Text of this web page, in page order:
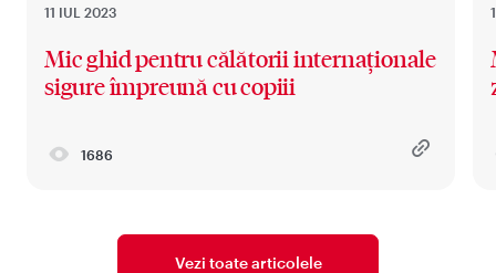
11 IUL 2023
Mic ghid pentru călătorii internaționale
sigure împreună cu copiii
1686
Vezi toate articolele